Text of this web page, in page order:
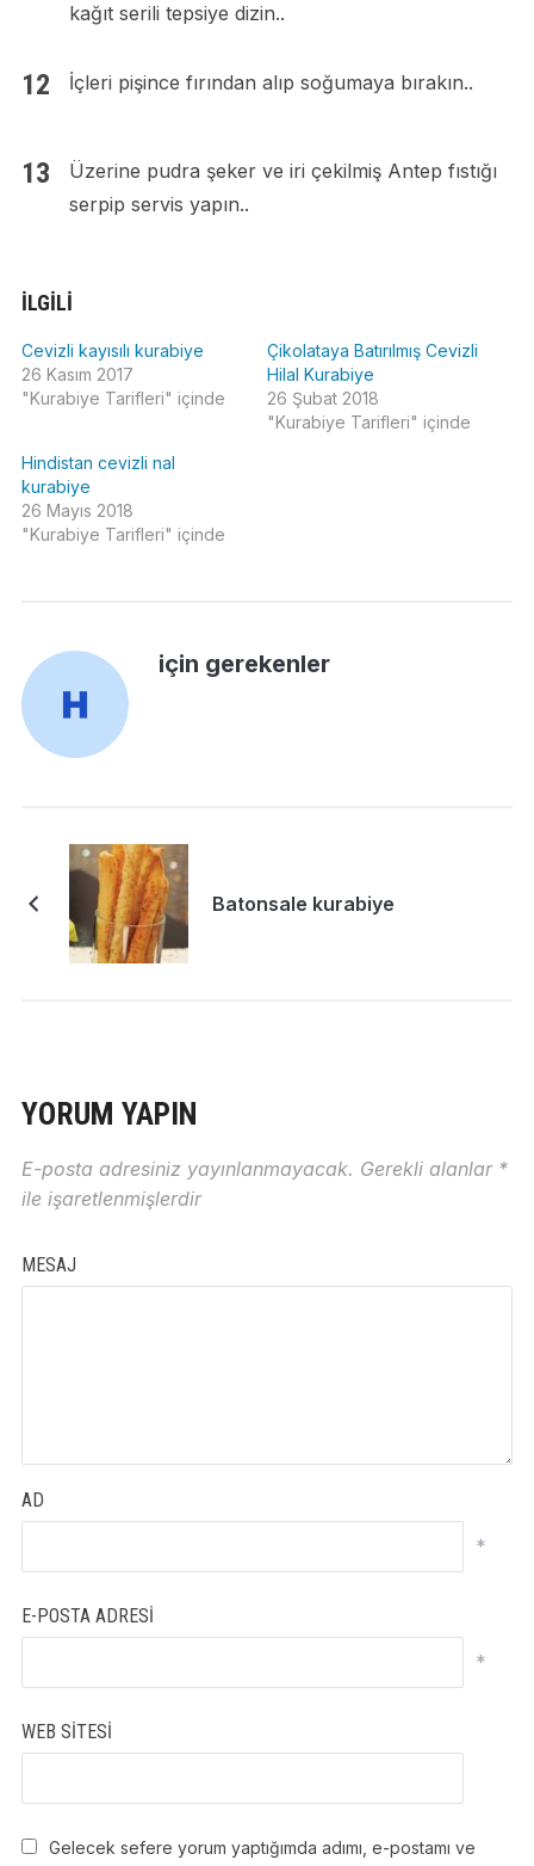
kağıt serili tepsiye dizin..
İçleri pişince fırından alıp soğumaya bırakın..
Üzerine pudra şeker ve iri çekilmiş Antep fıstığı
serpip servis yapın..
İLGILI
Cevizli kayısılı kurabiye
26 Kasım 2017
"Kurabiye Tarifleri" içinde
Çikolataya Batırılmış Cevizli
Hilal Kurabiye
26 Şubat 2018
"Kurabiye Tarifleri" içinde
Hindistan cevizli nal
kurabiye
26 Mayıs 2018
"Kurabiye Tarifleri" içinde
için gerekenler
Batonsale kurabiye
YORUM YAPIN
E-posta adresiniz yayınlanmayacak. Gerekli alanlar *
ile işaretlenmişlerdir
MESAJ
AD
*
E-POSTA ADRESI
*
WEB SITESI
Gelecek sefere yorum yaptığımda adımı, e-postamı ve